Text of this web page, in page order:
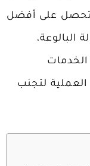
تحصل على أفضل
البالوعة،
العملية لتجنب